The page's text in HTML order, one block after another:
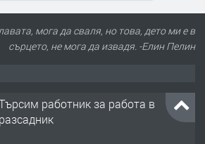
мога да сваля, но това, дето ми е в
сърцето, не мога да извадя. -Елин Пелин
работник за работа в
разсадник